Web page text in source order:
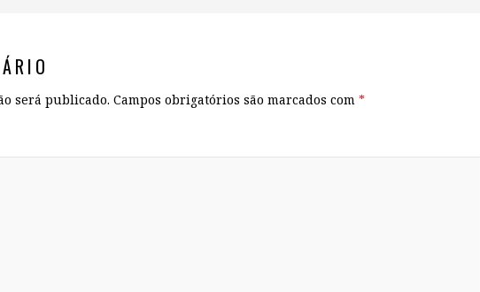
será publicado. Campos obrigatórios são marcados com *